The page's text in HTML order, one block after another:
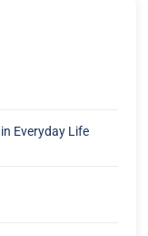
Everyday Life